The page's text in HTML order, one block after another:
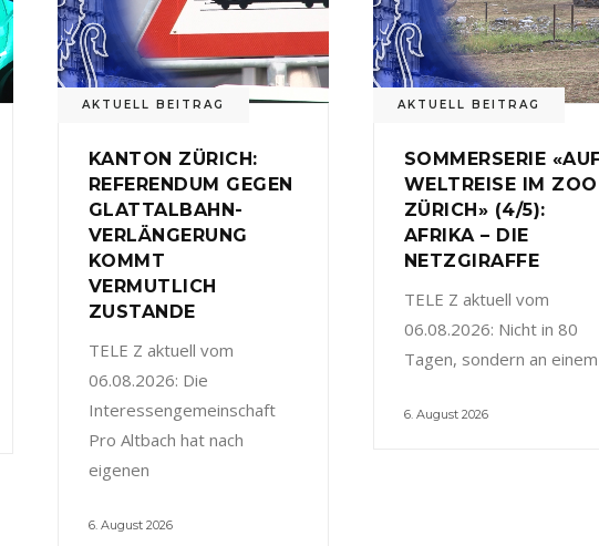
AKTUELL BEITRAG
KANTON ZÜRICH:
REFERENDUM GEGEN
GLATTALBAHN-
VERLÄNGERUNG
KOMMT
VERMUTLICH
ZUSTANDE
TELE Z aktuell vom
06.08.2026: Die
Interessengemeinschaft
Pro Altbach hat nach
eigenen
6. August 2026
AKTUELL BEITRAG
SOMMERSERIE
WELTREISE IM ZOO
ZÜRICH» (4/5):
AFRIKA – DIE
NETZGIRAFFE
TELE Z aktuell vom
06.08.2026: Nicht in 80
Tagen, sondern an einem
6. August 2026